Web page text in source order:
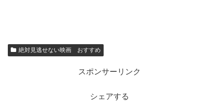
絶対見逃せない映画 おすすめ
スポンサーリンク
シェアする